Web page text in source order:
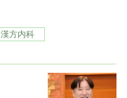
漢方内科